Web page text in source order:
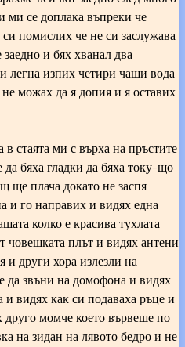
се доплака въпреки че
помислих че не си заслужава
и бях хванал два
легна изпих четири чаши вода
можах да я допия и я оставих
в стаята ми с върха на пръстите
бяха гладки да бяха току-що
ще плача докато не заспя
и го направих и видях една
колко е красива тухлата
човешката плът и видях антени
други хора излезли на
да звъни на домофона и видях
видях как си подаваха ръце и
момче което вървеше по
на зидан на лявото бедро и не